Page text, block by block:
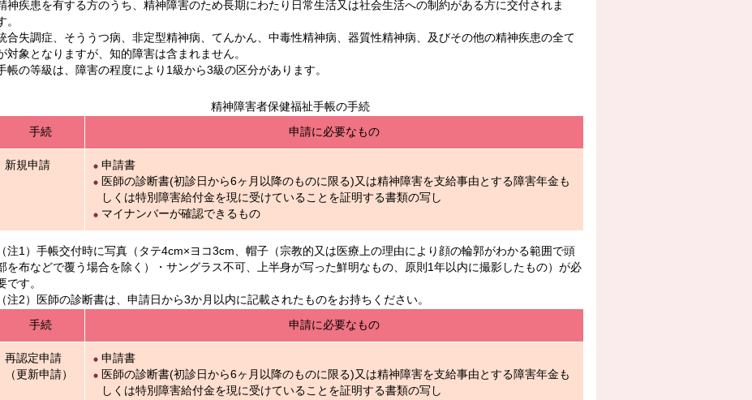
神疾患を有する方のうち、精神障害のため長期にわたり日常生活又は社会生活への制約がある方に交付されま
。
合失調症、そううつ病、非定型精神病、てんかん、中毒性精神病、器質性精神病、及びその他の精神疾患の全て
対象となりますが、知的障害は含まれません。
帳の等級は、障害の程度により1級から3級の区分があります。
精神障害者保健福祉手帳の手続
手続 申請に必要なもの
新規申請
申請書
医師の診断書(初診日から6ヶ月以降のものに限る)又は精神障害を支給事由とする障害年金も
しくは特別障害給付金を現に受けていることを証明する書類の写し
マイナンバーが確認できるもの
（注1）手帳交付時に写真（タテ4cm×ヨコ3cm、帽子（宗教的又は医療上の理由により顔の輪郭がわかる範囲で頭
を布などで覆う場合を除く）・サングラス不可、上半身が写った鮮明なもの、原則1年以内に撮影したもの）が必
です。
（注2）医師の診断書は、申請日から3か月以内に記載されたものをお持ちください。
手続 申請に必要なもの
再認定申請
（更新申請）
申請書
医師の診断書(初診日から6ヶ月以降のものに限る)又は精神障害を支給事由とする障害年金も
しくは特別障害給付金を現に受けていることを証明する書類の写し